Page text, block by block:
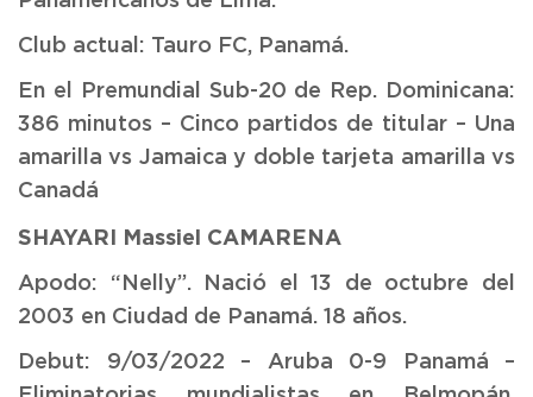
Club actual: Tauro FC, Panamá.
En el Premundial Sub-20 de Rep. Dominicana:
386 minutos – Cinco partidos de titular – Una
amarilla vs Jamaica y doble tarjeta amarilla vs
Canadá
SHAYARI Massiel CAMARENA
Apodo: “Nelly”. Nació el 13 de octubre del
2003 en Ciudad de Panamá. 18 años.
Debut: 9/03/2022 – Aruba 0-9 Panamá –